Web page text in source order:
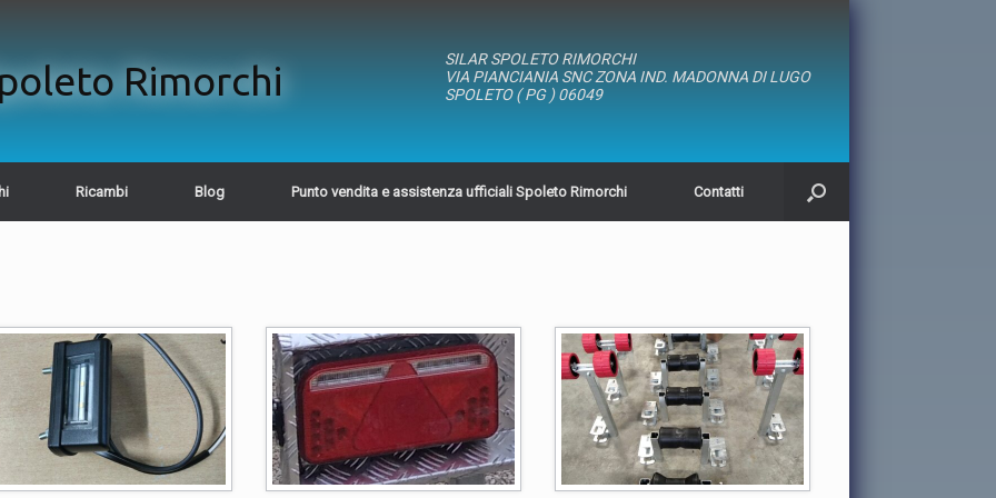
Rimorchi
SILAR SPOLETO RIMORCHI
VIA PIANCIANIA SNC ZONA IND. MADONNA DI LUGO
SPOLETO ( PG ) 06049
Ricambi Blog Punto vendita e assistenza ufficiali Spoleto Rimorchi Contatti